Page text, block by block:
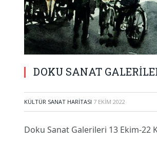
DOKU SANAT
KÜLTÜR SANAT HARITASI 7 EKIM 2022
Doku Sanat Galerileri 13 Ekim-22